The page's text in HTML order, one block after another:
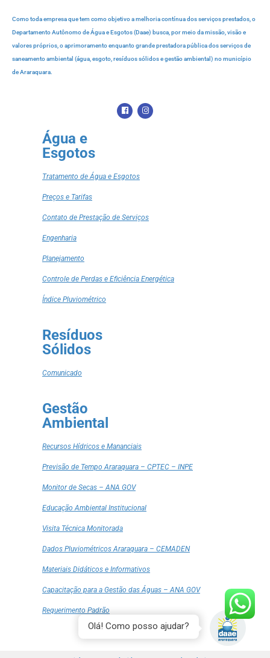
Como toda empresa que tem como objetivo a melhoria contínua dos serviços prestados, o
Departamento Autônomo de Água e Esgotos (Daae) busca, por meio da missão, visão e
valores próprios, o aprimoramento enquanto grande prestadora pública dos serviços de
saneamento ambiental (água, esgoto, resíduos sólidos e gestão ambiental) no município
de Araraquara.
Água e
Esgotos
Tratamento de Água e Esgotos
Preços e Tarifas
Contato de Prestação de Serviços
Engenharia
Planejamento
Controle de Perdas e Eficiência Energética
Índice Pluviométrico
Resíduos
Sólidos
Comunicado
Gestão
Ambiental
Recursos Hídricos e Mananciais
Previsão de Tempo Araraquara – CPTEC – INPE
Monitor de Secas – ANA GOV
Educação Ambiental Institucional
Visita Técnica Monitorada
Dados Pluviométricos Araraquara – CEMADEN
Materiais Didáticos e Informativos
Capacitação para a Gestão das Águas – ANA GOV
Requerimento Padrão
Olá! Como posso ajudar?